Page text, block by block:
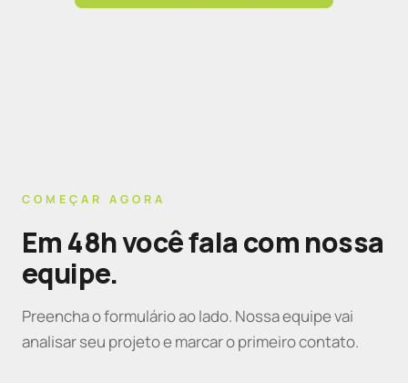
COMEÇAR AGORA
Em 48h você fala com nossa
equipe.
Preencha o formulário ao lado. Nossa equipe vai
analisar seu projeto e marcar o primeiro contato.